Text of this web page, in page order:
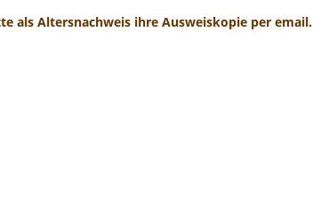
als Altersnachweis ihre Ausweiskopie per email.